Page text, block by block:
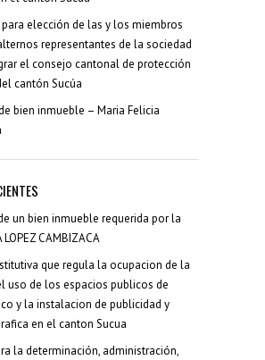
elección de las y los miembros
representantes de la sociedad
el consejo cantonal de protección
cantón Sucúa
bien inmueble – Maria Felicia
un bien inmueble requerida por la
LOPEZ CAMBIZACA
que regula la ocupacion de la
uso de los espacios publicos de
y la instalacion de publicidad y
en el canton Sucua
la determinación, administración,